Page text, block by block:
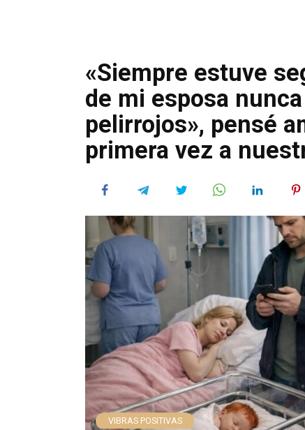
«Siempre estuve
de mi esposa
pelirrojos», pensé
primera vez a
VIBRAS POSITIVAS